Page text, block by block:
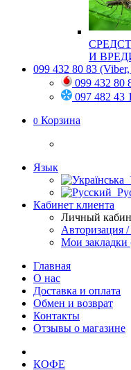
И
099 432 80 83
099 432 80
097 482 43
0 Корзина
Язык
Кабинет клиента
Личный
Авторизация
Мои закладки
Главная
О нас
Доставка и оплата
Обмен и возврат
Контакты
Отзывы о магазине
КОФЕ